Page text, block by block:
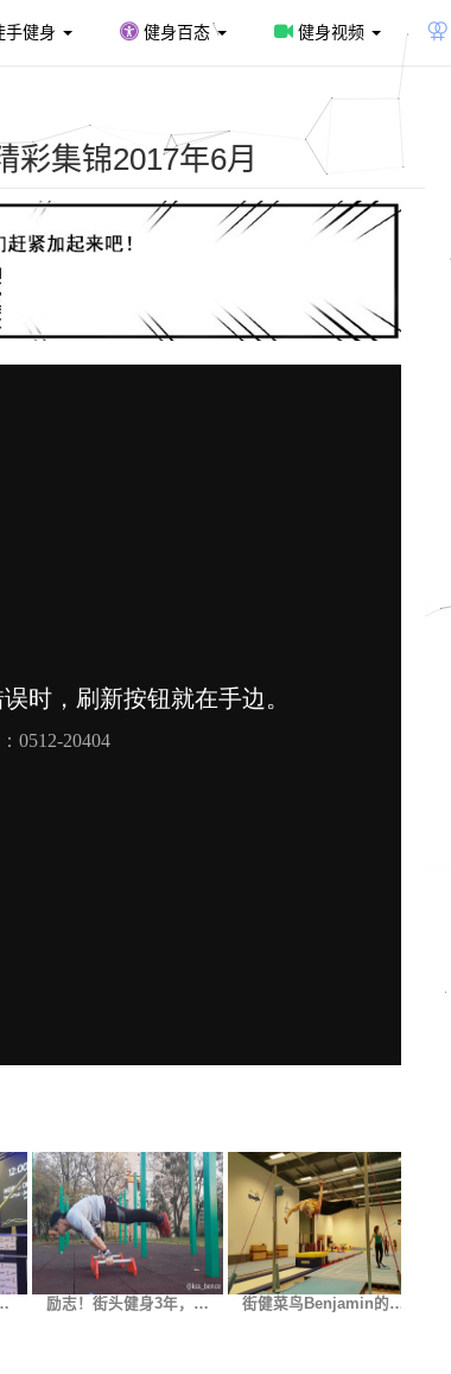
健身 健身百态 健身视频
彩集锦2017年6月
励志！街头健身3年，… 街健菜鸟Benjamin的…